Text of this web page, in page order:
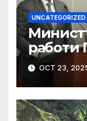
UNCATEGORIZED
работи
повод
ООН
OCT 23,